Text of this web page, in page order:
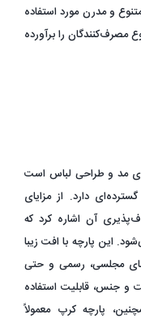
و مدرن مورد استفاده
مصرف‌کنندگان را برآورده
مد و طراحی لباس است
دارد. از مزایای
آن اشاره کرد که
این پارچه با افت زیبا
مجلسی، رسمی و حتی
جنس، قابلیت استفاده
پارچه کرپ معمولاً